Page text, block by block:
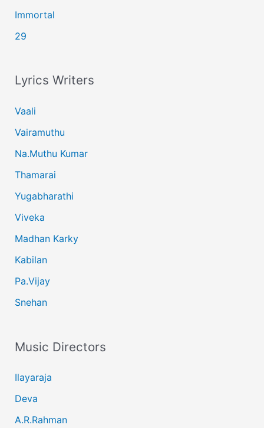
Immortal
29
Lyrics Writers
Vaali
Vairamuthu
Na.Muthu Kumar
Thamarai
Yugabharathi
Viveka
Madhan Karky
Kabilan
Pa.Vijay
Snehan
Music Directors
Ilayaraja
Deva
A.R.Rahman